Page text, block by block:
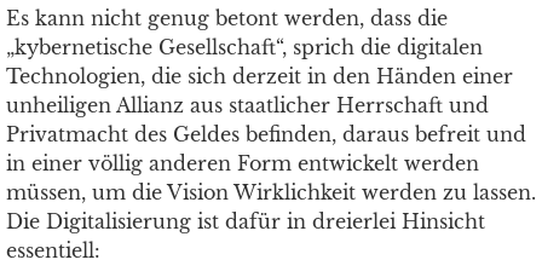
Es kann nicht genug betont werden, dass die
„kybernetische Gesellschaft“, sprich die digitalen
Technologien, die sich derzeit in den Händen einer
unheiligen Allianz aus staatlicher Herrschaft und
Privatmacht des Geldes befinden, daraus befreit und
in einer völlig anderen Form entwickelt werden
müssen, um die Vision Wirklichkeit werden zu lassen.
Die Digitalisierung ist dafür in dreierlei Hinsicht
essentiell: